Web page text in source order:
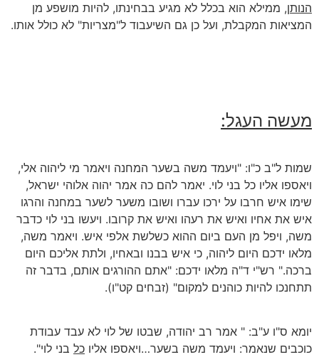
הנותן, ממילא הוא בכלל לא מגיע בבחינתו, להיות מושפע מן
המציאות המקבלת, ועל כן גם השיעבוד ל"מצריות" לא כולל אותו.
מעשה העגל:
שמות ל"ב כ"ו: "ויעמד משה בשער המחנה ויאמר מי ליהוה אלי,
ויאספו אליו כל בני לוי. יאמר להם כה אמר יהוה אלוהי ישראל,
שימו איש חרבו על ירכו עברו ושובו משער לשער במחנה והרגו
איש את אחיו ואיש את רעהו ואיש את קרובו. ויעשו בני לוי כדבר
משה, ויפל מן העם ביום ההוא כשלשת אלפי איש. ויאמר משה,
מלאו ידכם היום ליהוה, כי איש בבנו ובאחיו, ולתת אליכם היום
ברכה." רש"י ד"ה מלאו ידכם: "אתם ההורגים אותם, בדבר זה
תתחנכו להיות כוהנים למקום" (זבחים קט"ו).
יומא ס"ו ע"ב: " אמר רב יהודה, שבטו של לוי לא עבד עבודת
כוכבים שנאמר: ויעמד משה בשער…ויאספו אליו כל בני לוי".